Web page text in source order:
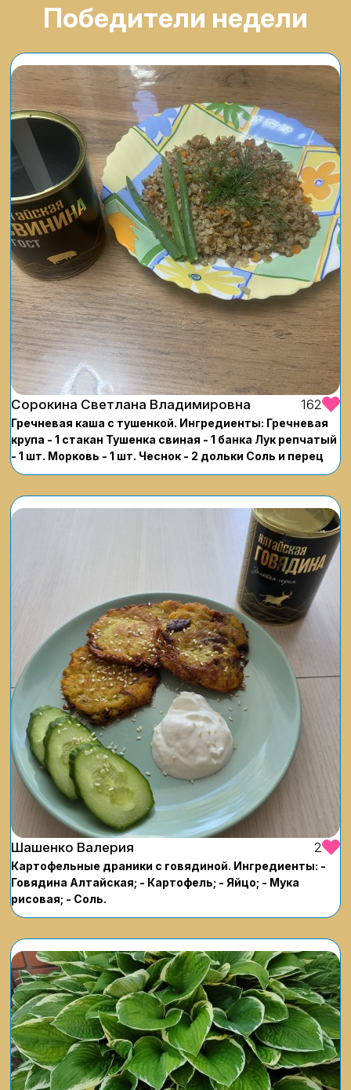
Победители недели
Сорокина Светлана Владимировна 162
Гречневая каша с тушенкой. Ингредиенты: Гречневая
крупа - 1 стакан Тушенка свиная - 1 банка Лук репчатый
- 1 шт. Морковь - 1 шт. Чеснок - 2 дольки Соль и перец
Шашенко Валерия 2
Картофельные драники с говядиной. Ингредиенты: -
Говядина Алтайская; - Картофель; - Яйцо; - Мука
рисовая; - Соль.